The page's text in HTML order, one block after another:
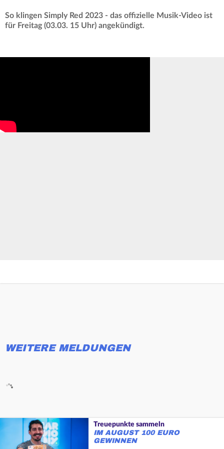
So klingen Simply Red 2023 - das offizielle Musik-Video ist
für Freitag (03.03. 15 Uhr) angekündigt.
WEITERE MELDUNGEN
Treuepunkte sammeln
IM AUGUST 100 EURO
GEWINNEN